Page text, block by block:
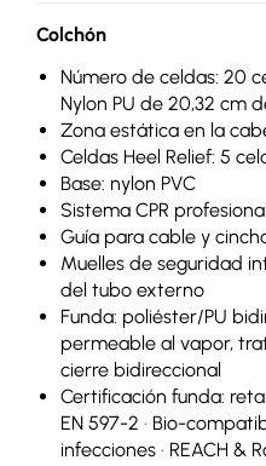
Colchón
Número de celdas: 20
Nylon PU de 20,32 cm
Zona estática en la
Celdas Heel Relief: 5
Base: nylon PVC
Sistema CPR
Guía para cable y
Muelles de seguridad
del tubo externo
Funda: poliéster/PU
permeable al vapor,
cierre bidireccional
Certificación funda:
EN 597-2 · Bio-
infecciones · REACH &